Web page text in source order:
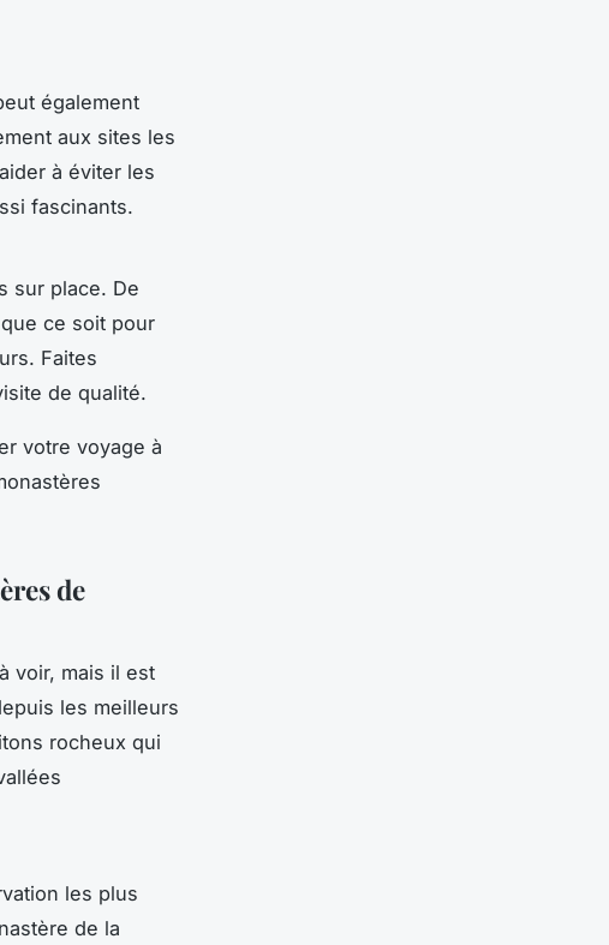
également
aux sites les
à éviter les
fascinants.
sur place. De
ce soit pour
Faites
de qualité.
votre voyage à
de
voir, mais il est
les meilleurs
rocheux qui
les plus
de la